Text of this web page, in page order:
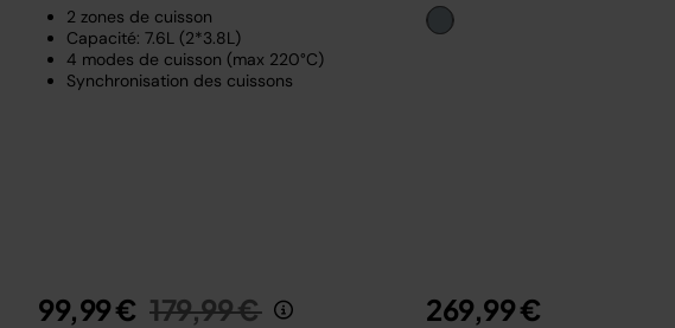
2 zones de cuisson
Capacité: 7.6L (2*3.8L)
4 modes de cuisson (max 220°C)
Synchronisation des cuissons
99,99 € Prix réduit de
179,99 €au 269,99 €